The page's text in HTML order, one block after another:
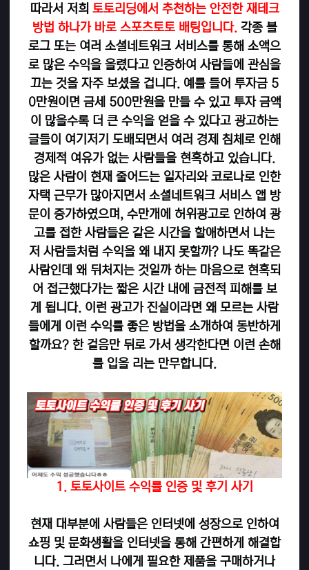
따라서 저희 토토리딩에서 추천하는 안전한 재테크
방법 하나가 바로 스포츠토토 배팅입니다.각종 블
로그 또는 여러 소셜네트워크 서비스를 통해 소액으
로 많은 수익을 올렸다고 인증하여 사람들에 관심을
끄는 것을 자주 보셨을 겁니다. 예를 들어 투자금 5
0만원이면 금세 500만원을 만들 수 있고 투자 금액
이 많을수록 더 큰 수익을 얻을 수 있다고 광고하는
글들이 여기저기 도배되면서 여러 경제 침체로 인해
경제적 여유가 없는 사람들을 현혹하고 있습니다.
많은 사람이 현재 줄어드는 일자리와 코로나로 인한
자택 근무가 많아지면서 소셜네트워크 서비스 앱 방
문이 증가하였으며, 수만개에 허위광고로 인하여 광
고를 접한 사람들은 같은 시간을 할애하면서 나는
저 사람들처럼 수익을 왜 내지 못할까? 나도 똑같은
사람인데 왜 뒤처지는 것일까 하는 마음으로 현혹되
어 접근했다가는 짧은 시간 내에 금전적 피해를 보
게 됩니다. 이런 광고가 진실이라면 왜 모르는 사람
들에게 이런 수익률 좋은 방법을 소개하여 동반하게
할까요? 한 걸음만 뒤로 가서 생각한다면 이런 손해
를 입을 리는 만무합니다.
1. 토토사이트 수익률 인증 및 후기 사기
현재 대부분에 사람들은 인터넷에 성장으로 인하여
쇼핑 및 문화생활을 인터넷을 통해 간편하게 해결합
니다. 그러면서 나에게 필요한 제품을 구매하거나